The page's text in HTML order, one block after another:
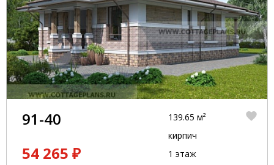
91-40
54 265 ₽
139.65 м²
кирпич
1 этаж